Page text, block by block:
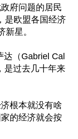
府问题的居民
是欧盟各国经济
星。
达（Gabriel Cal
是过去几十年来
根本就没有啥
的经济就会按